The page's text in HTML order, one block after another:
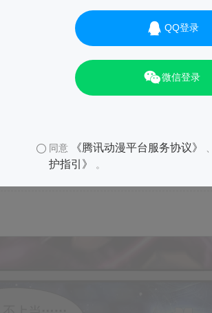
QQ登录
微信登录
同意 《腾讯动漫平台服务协议》
护指引》
。